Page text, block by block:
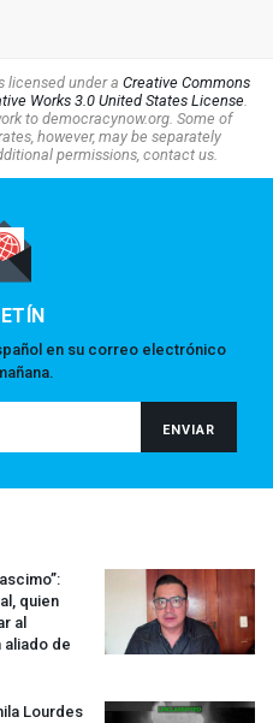
licensed under a Creative Commons
Works 3.0 United States License.
to democracynow.org. Some of
however, may be separately
permissions, contact us.
en su correo electrónico
quien
al
de
Lourdes